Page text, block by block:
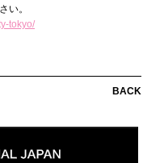
い。
tokyo/
BACK